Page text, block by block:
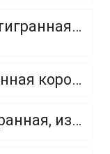
Гайка шестигранная, мелкий шаг
Гайка шестигранная корончатая прорезная, класс прочности 6.0, 8.0 и 10.0
Гайка шестигранная, из нержавеющей стали A2 и A4